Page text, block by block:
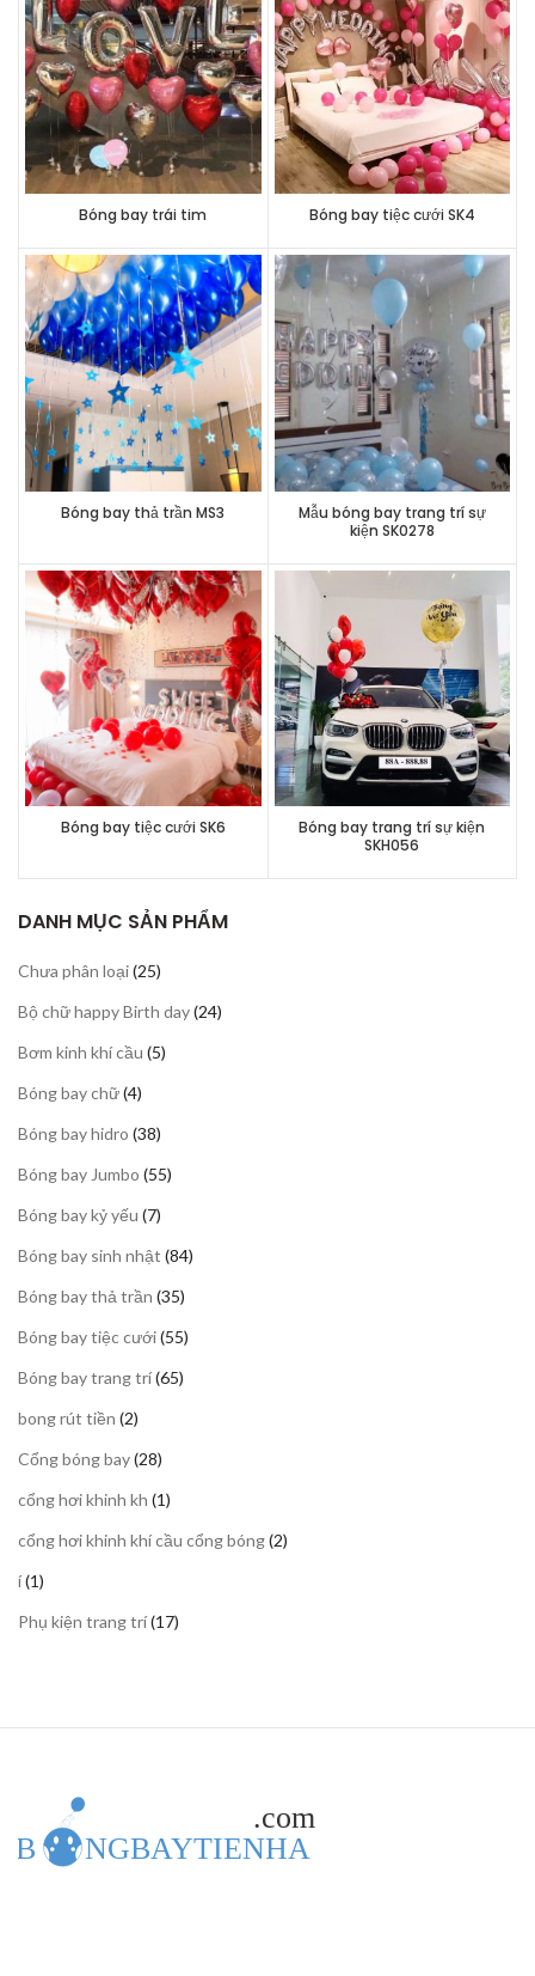
Bóng bay trái tim Bóng bay tiệc cưới SK4
Bóng bay thả trần MS3
Mẫu bóng bay trang trí sự
kiện SK0278
Bóng bay tiệc cưới SK6
Bóng bay trang trí sự kiện
SKH056
DANH MỤC SẢN PHẨM
Chưa phân loại 2525
phẩm
Bộ chữ happy Birth day 2424
Bơm kinh khí cầu 55
Bóng bay chữ 44
phẩm
Bóng bay hidro 3838
phẩm
Bóng bay Jumbo 5555
Bóng bay kỷ yếu 77
phẩm
Bóng bay sinh nhật 8484
Bóng bay thả trần 3535
phẩm
Bóng bay tiệc cưới 5555
Bóng bay trang trí 6565
bong rút tiền 22
phẩm
Cổng bóng bay 2828
phẩm
cổng hơi khinh kh 11
phẩm
cổng hơi khinh khí cầu cổng bóng 22
í 11
phẩm
Phụ kiện trang trí 1717